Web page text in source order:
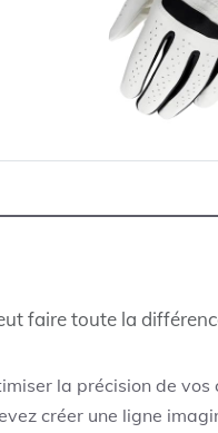
faire toute la
la précision de vos
créer une ligne